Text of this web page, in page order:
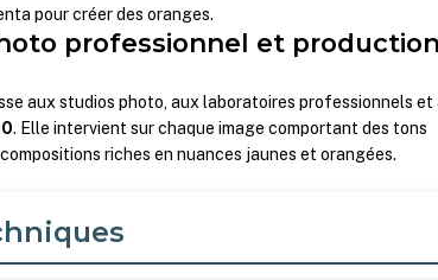
pour créer des oranges.
professionnel et production
aux studios photo, aux laboratoires professionnels et
. Elle intervient sur chaque image comportant des tons
riches en nuances jaunes et orangées.